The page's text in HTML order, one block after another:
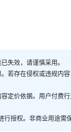
失效，请谨慎采用。
若存在侵权或违规内
定价依据。用户付费
行授权。非商业用途需